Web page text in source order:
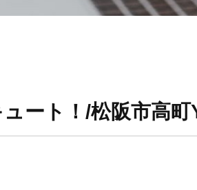
ート！/松阪市高町